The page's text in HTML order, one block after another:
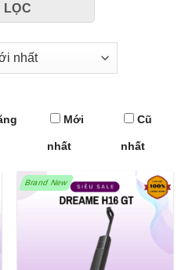
LỌC
Mới
nhất
Cũ
nhất
Brand New